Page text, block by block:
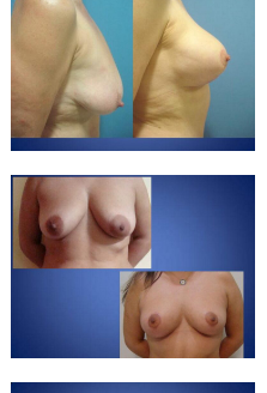
Anbieterbewertungen von Kunden für Kunden 2:25
Haartransplantation Patienten Bewertung Herr Litvan 1:24
#vazer #liposuktion mit Body Shape (Körperformung) 1:05
9 Symptome zu einem Lipödem #short #youtubeshort 0:16